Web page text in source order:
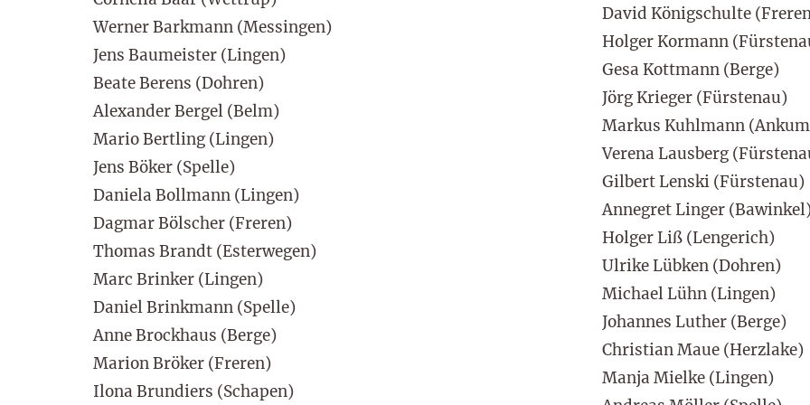
Werner Barkmann (Messingen)
Jens Baumeister (Lingen)
Beate Berens (Dohren)
Alexander Bergel (Belm)
Mario Bertling (Lingen)
Jens Böker (Spelle)
Daniela Bollmann (Lingen)
Dagmar Bölscher (Freren)
Thomas Brandt (Esterwegen)
Marc Brinker (Lingen)
Daniel Brinkmann (Spelle)
Anne Brockhaus (Berge)
Marion Bröker (Freren)
Ilona Brundiers (Schapen)
David Königschulte
Holger Kormann
Gesa Kottmann (Berge)
Jörg Krieger (Fürstenau)
Markus Kuhlmann
Verena Lausberg
Gilbert Lenski (Fürstenau)
Annegret Linger
Holger Liß (Lengerich)
Ulrike Lübken (Dohren)
Michael Lühn (Lingen)
Johannes Luther (Berge)
Christian Maue (Herzlake)
Manja Mielke (Lingen)